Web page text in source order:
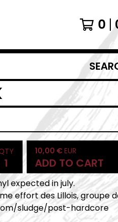
0
SEARCH
10,00 € EUR
ADD TO CART
expected in july.
effort des Lillois, groupe
sludge/post-hardcore